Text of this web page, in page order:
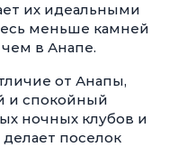
их идеальными
меньше камней
в Анапе.
от Анапы,
и спокойный
ночных клубов и
поселок